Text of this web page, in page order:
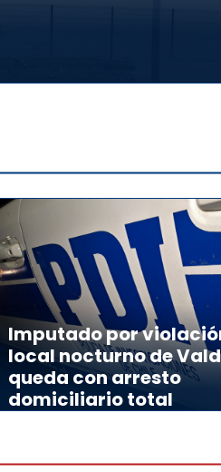
Imputado por
local nocturno de
queda con arresto
domiciliario total